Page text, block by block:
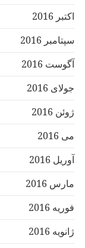
اکتبر 2016
سپتامبر 2016
آگوست 2016
جولای 2016
ژوئن 2016
می 2016
آوریل 2016
مارس 2016
فوریه 2016
ژانویه 2016